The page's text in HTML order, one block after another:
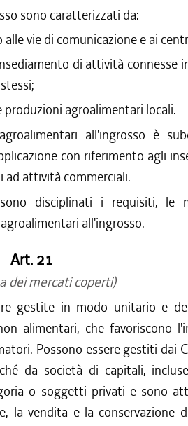
sono caratterizzati da:
vie di comunicazione e ai
di attività connesse
produzioni agroalimentari locali.
all'ingrosso è
con riferimento agli
ad attività commerciali.
disciplinati i requisiti, le
all'ingrosso.
Art. 21
dei mercati coperti)
gestite in modo unitario e
alimentari, che favoriscono
Possono essere gestiti dai
da società di capitali,
o soggetti privati e sono
la vendita e la conservazione